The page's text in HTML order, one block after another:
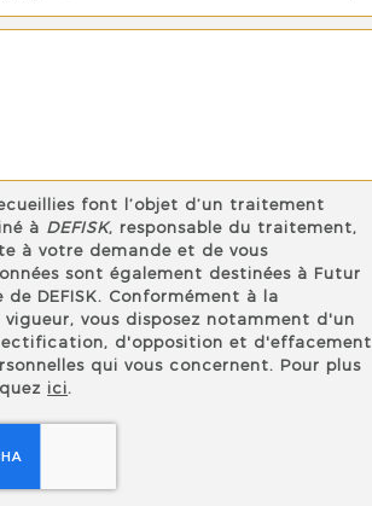
font l’objet d’un traitement
à DEFISK, responsable du traitement,
à votre demande et de vous
sont également destinées à Futur
DEFISK. Conformément à la
vous disposez notamment d'un
d'opposition et d'effacement
qui vous concernent. Pour plus
ici.